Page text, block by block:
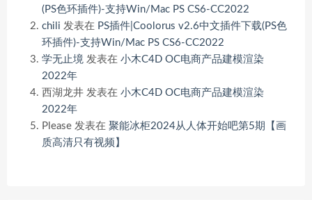
(PS色环插件)-支持Win/Mac PS CS6-CC2022
chili 发表在 PS插件|Coolorus v2.6中文插件下载(PS色
环插件)-支持Win/Mac PS CS6-CC2022
学无止境 发表在 小木C4D OC电商产品建模渲染
2022年
西湖龙井 发表在 小木C4D OC电商产品建模渲染
2022年
Please 发表在 聚能冰柜2024从人体开始吧第5期【画
质高清只有视频】